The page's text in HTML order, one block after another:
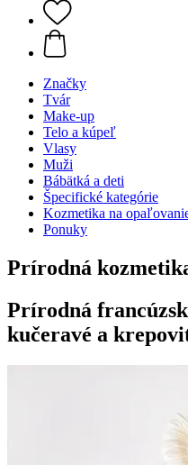
Značky
Tvár
Make-up
Telo a kúpeľ
Vlasy
Muži
Bábätká a deti
Špecifické kategórie
Kozmetika na
Ponuky
Prírodná
Prírodná
kučeravé a